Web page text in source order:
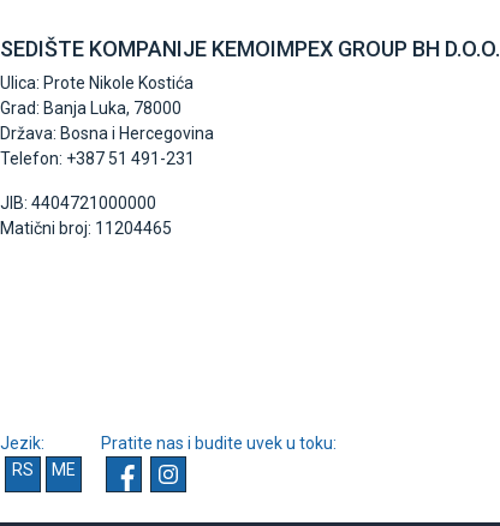
SEDIŠTE KOMPANIJE KEMOIMPEX GROUP BH D.O.O.
Ulica: Prote Nikole Kostića
Grad: Banja Luka, 78000
Država: Bosna i Hercegovina
Telefon: +387 51 491-231
JIB: 4404721000000
Matični broj: 11204465
Jezik:
RS
ME
Pratite nas i budite uvek u toku: